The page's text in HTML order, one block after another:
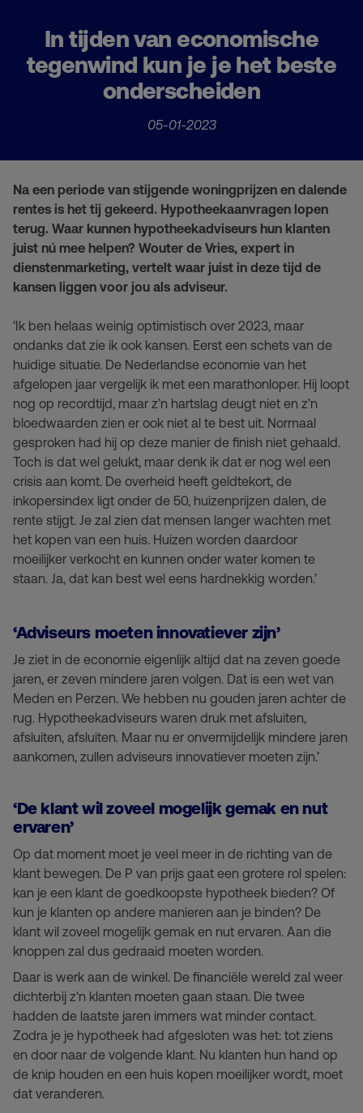
In tijden van economische
tegenwind kun je je het beste
onderscheiden
05-01-2023
Na een periode van stijgende woningprijzen en dalende
rentes is het tij gekeerd. Hypotheekaanvragen lopen
terug. Waar kunnen hypotheekadviseurs hun klanten
juist nú mee helpen? Wouter de Vries, expert in
dienstenmarketing, vertelt waar juist in deze tijd de
kansen liggen voor jou als adviseur.
‘Ik ben helaas weinig optimistisch over 2023, maar
ondanks dat zie ik ook kansen. Eerst een schets van de
huidige situatie. De Nederlandse economie van het
afgelopen jaar vergelijk ik met een marathonloper. Hij loopt
nog op recordtijd, maar z’n hartslag deugt niet en z’n
bloedwaarden zien er ook niet al te best uit. Normaal
gesproken had hij op deze manier de finish niet gehaald.
Toch is dat wel gelukt, maar denk ik dat er nog wel een
crisis aan komt. De overheid heeft geldtekort, de
inkopersindex ligt onder de 50, huizenprijzen dalen, de
rente stijgt. Je zal zien dat mensen langer wachten met
het kopen van een huis. Huizen worden daardoor
moeilijker verkocht en kunnen onder water komen te
staan. Ja, dat kan best wel eens hardnekkig worden.’
‘Adviseurs moeten innovatiever zijn’
Je ziet in de economie eigenlijk altijd dat na zeven goede
jaren, er zeven mindere jaren volgen. Dat is een wet van
Meden en Perzen. We hebben nu gouden jaren achter de
rug. Hypotheekadviseurs waren druk met afsluiten,
afsluiten, afsluiten. Maar nu er onvermijdelijk mindere jaren
aankomen, zullen adviseurs innovatiever moeten zijn.’
‘De klant wil zoveel mogelijk gemak en nut
ervaren’
Op dat moment moet je veel meer in de richting van de
klant bewegen. De P van prijs gaat een grotere rol spelen:
kan je een klant de goedkoopste hypotheek bieden? Of
kun je klanten op andere manieren aan je binden? De
klant wil zoveel mogelijk gemak en nut ervaren. Aan die
knoppen zal dus gedraaid moeten worden.
Daar is werk aan de winkel. De financiële wereld zal weer
dichterbij z'n klanten moeten gaan staan. Die twee
hadden de laatste jaren immers wat minder contact.
Zodra je je hypotheek had afgesloten was het: tot ziens
en door naar de volgende klant. Nu klanten hun hand op
de knip houden en een huis kopen moeilijker wordt, moet
dat veranderen.